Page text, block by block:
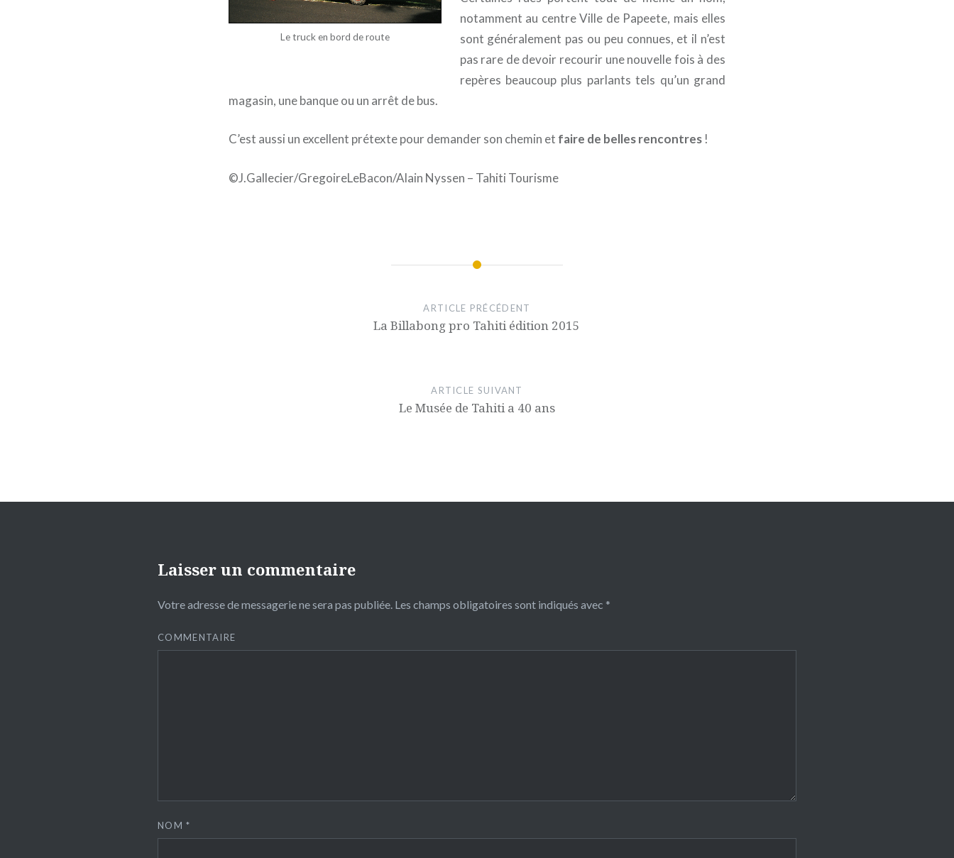
Le truck en bord de route
notamment au centre Ville de Papeete, mais elles
sont généralement pas ou peu connues, et il n’est
pas rare de devoir recourir une nouvelle fois à des
repères beaucoup plus parlants tels qu’un grand
magasin, une banque ou un arrêt de bus.
C’est aussi un excellent prétexte pour demander son chemin et faire de belles rencontres !
©J.Gallecier/GregoireLeBacon/Alain Nyssen – Tahiti Tourisme
ARTICLE PRÉCÉDENT
La Billabong pro Tahiti édition 2015
ARTICLE SUIVANT
Le Musée de Tahiti a 40 ans
Laisser un commentaire
Votre adresse de messagerie ne sera pas publiée. Les champs obligatoires sont indiqués avec *
COMMENTAIRE
NOM*